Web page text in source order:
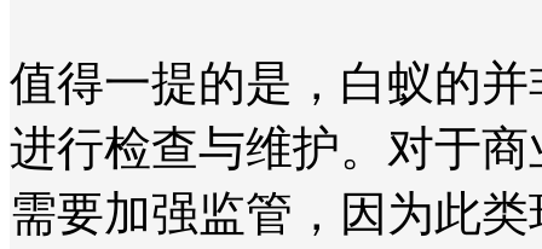
值得一提的是，白蚁的
进行检查与维护。对于
需要加强监管，因为此